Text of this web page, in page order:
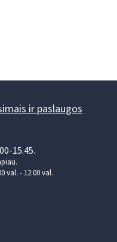
ir paslaugos
15.45.
val. - 12.00 val.